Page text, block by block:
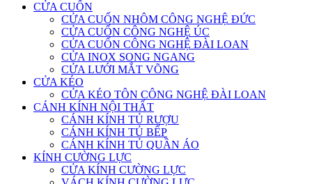
CỬA CUỐN
CỬA CUỐN NHÔM CÔNG NGHỆ ĐỨC
CỬA CUỐN CÔNG NGHỆ ÚC
CỬA CUỐN CÔNG NGHỆ ĐÀI LOAN
CỬA INOX SONG NGANG
CỬA LƯỚI MẮT VÕNG
CỬA KÉO
CỬA KÉO TÔN CÔNG NGHỆ ĐÀI LOAN
CÁNH KÍNH NỘI THẤT
CÁNH KÍNH TỦ RƯỢU
CÁNH KÍNH TỦ BẾP
CÁNH KÍNH TỦ QUẦN ÁO
KÍNH CƯỜNG LỰC
CỬA KÍNH CƯỜNG LỰC